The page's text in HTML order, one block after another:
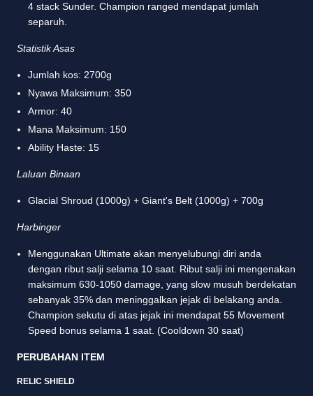
4 stack Sunder. Champion ranged mendapat jumlah
separuh.
Statistik Asas
Jumlah kos: 2700g
Nyawa Maksimum: 350
Armor: 40
Mana Maksimum: 150
Ability Haste: 15
Laluan Binaan
Glacial Shroud (1000g) + Giant's Belt (1000g) + 700g
Harbinger
Menggunakan Ultimate akan menyelubungi diri anda
dengan ribut salji selama 10 saat. Ribut salji ini mengenakan
maksimum 630-1050 damage, yang slow musuh berdekatan
sebanyak 35% dan meninggalkan jejak di belakang anda.
Champion sekutu di atas jejak ini mendapat 55 Movement
Speed bonus selama 1 saat. (Cooldown 30 saat)
PERUBAHAN ITEM
RELIC SHIELD